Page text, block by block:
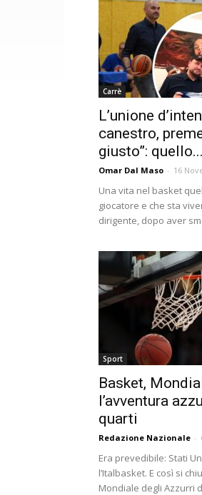
Carrè
L’unione
canestro,
giusto”: quello...
Omar Dal Maso - 16
Una vita nel basket
giocatore e che sta
dirigente, dopo aver
Sport
Basket,
l’avventura
quarti
Redazione Nazionale -
Era prevedibile: Stati
l’Italbasket. E così si
Mondiale degli Azzurri